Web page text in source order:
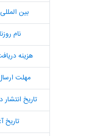
بین
نام
هزینه
مهلت
تاریخ انتشار
تاریخ